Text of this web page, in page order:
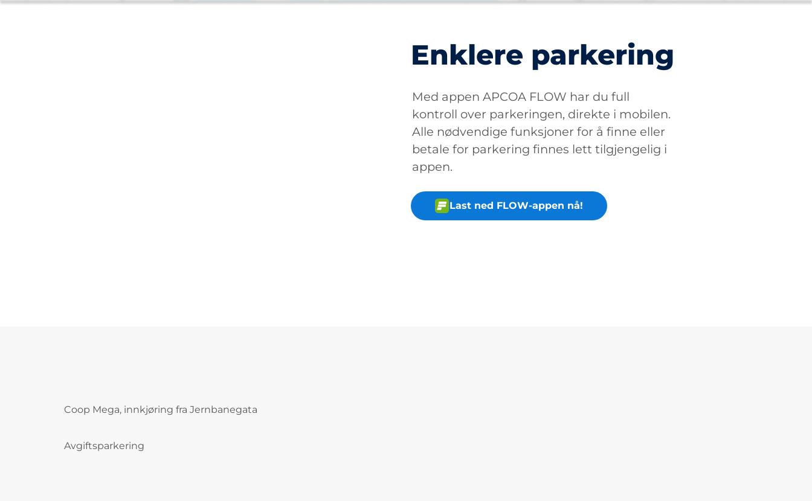
Enklere parkering
Med appen APCOA FLOW har du full
kontroll over parkeringen, direkte i mobilen.
Alle nødvendige funksjoner for å finne eller
betale for parkering finnes lett tilgjengelig i
appen.
Last ned FLOW-appen nå!
Coop Mega, innkjøring fra Jernbanegata
Avgiftsparkering